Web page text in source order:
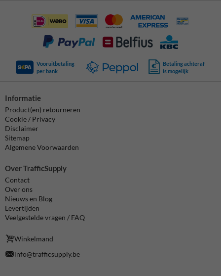
Vooruitbetaling
per bank
Betaling achteraf
is mogelijk
Informatie
Product(en) retourneren
Cookie / Privacy
Disclaimer
Sitemap
Algemene Voorwaarden
Over TrafficSupply
Contact
Over ons
Nieuws en Blog
Levertijden
Veelgestelde vragen / FAQ
Winkelmand
info@trafficsupply.be